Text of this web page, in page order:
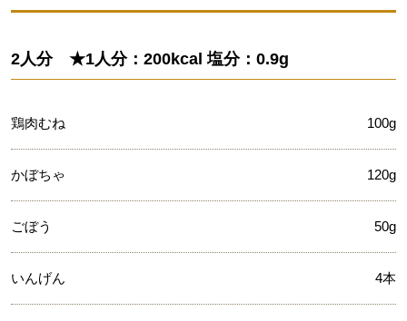
2人分 ★1人分：200kcal 塩分：0.9g
鶏肉むね 100g
かぼちゃ 120g
ごぼう 50g
いんげん 4本